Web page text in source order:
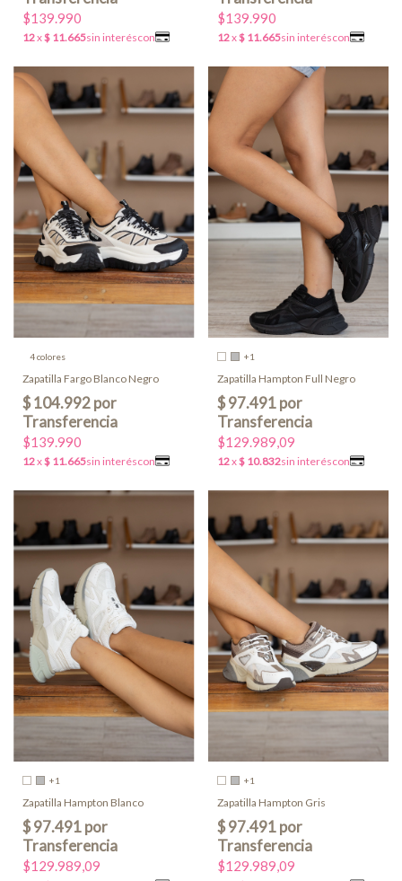
$139.990 $139.990
4 colores
Zapatilla Fargo Blanco Negro
$139.990
+1
Zapatilla Hampton Full Negro
$129.989,09
+1
Zapatilla Hampton Blanco
$129.989,09
+1
Zapatilla Hampton Gris
$129.989,09